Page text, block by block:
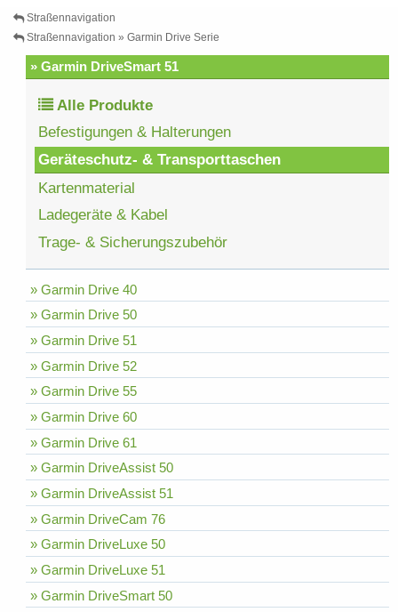
Straßennavigation
Straßennavigation » Garmin Drive Serie
» Garmin DriveSmart 51
Alle Produkte
Befestigungen & Halterungen
Geräteschutz- & Transporttaschen
Kartenmaterial
Ladegeräte & Kabel
Trage- & Sicherungszubehör
» Garmin Drive 40
» Garmin Drive 50
» Garmin Drive 51
» Garmin Drive 52
» Garmin Drive 55
» Garmin Drive 60
» Garmin Drive 61
» Garmin DriveAssist 50
» Garmin DriveAssist 51
» Garmin DriveCam 76
» Garmin DriveLuxe 50
» Garmin DriveLuxe 51
» Garmin DriveSmart 50